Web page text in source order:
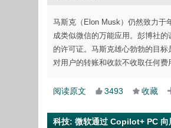
马斯克（Elon Musk）仍然致力于
成类似微信的万能应用。彭博社
的许可证。马斯克雄心勃勃的目
对用户的转账和收款不收取任何费
阅读原文 3493 收藏
科技: 微软通过 Copilot+ PC